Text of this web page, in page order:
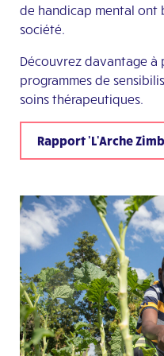
de handicap mental ont
société.
Découvrez davantage à
programmes de
soins thérapeutiques.
Rapport 'L'Arche